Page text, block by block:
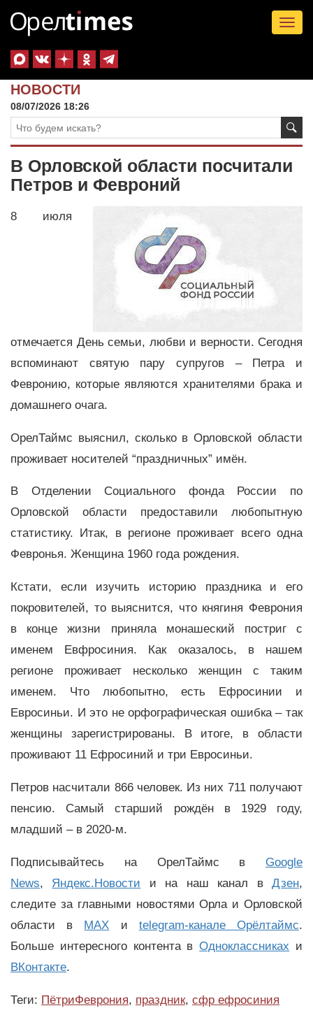
НОВОСТИ
08/07/2026 18:26
В Орловской области посчитали
Петров и Февроний
8 июля
отмечается День семьи, любви и верности. Сегодня
вспоминают святую пару супругов – Петра и
Февронию, которые являются хранителями брака и
домашнего очага.
ОрелТаймс выяснил, сколько в Орловской области
проживает носителей “праздничных” имён.
В Отделении Социального фонда России по
Орловской области предоставили любопытную
статистику. Итак, в регионе проживает всего одна
Февронья. Женщина 1960 года рождения.
Кстати, если изучить историю праздника и его
покровителей, то выяснится, что княгиня Феврония
в конце жизни приняла монашеский постриг с
именем Евфросиния. Как оказалось, в нашем
регионе проживает несколько женщин с таким
именем. Что любопытно, есть Ефросинии и
Евросиньи. И это не орфографическая ошибка – так
женщины зарегистрированы. В итоге, в области
проживают 11 Ефросиний и три Евросиньи.
Петров насчитали 866 человек. Из них 711 получают
пенсию. Самый старший рождён в 1929 году,
младший – в 2020-м.
Подписывайтесь на ОрелТаймс в Google
News, Яндекс.Новости и на наш канал вДзен,
следите за главными новостями Орла и Орловской
области в MAX и telegram-канале Орёлтаймс.
Больше интересного контента вОдноклассниках и
ВКонтакте.
Теги: ПётриФеврония, праздник, сфр ефросиния